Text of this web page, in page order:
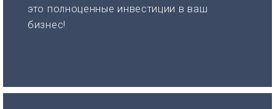
это полноценные инвестиции в ваш
бизнес!